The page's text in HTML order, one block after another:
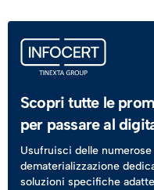
Scopri tutte le
per passare al
Usufruisci delle
dematerializzazione
soluzioni specifiche